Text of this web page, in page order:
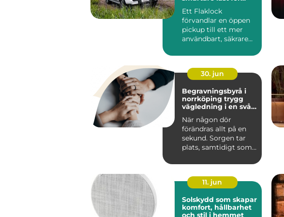
Ett Flaklock
förvandlar en öppen
pickup till ett mer
användbart, säkrare
lastutrymme. Gen...
30. jun
Begravningsbyrå i
norrköping trygg
vägledning i en svår
När någon dör
förändras allt på en
sekund. Sorgen tar
plats, samtidigt som
kräver s...
11. jun
Solskydd som skapar
komfort, hållbarhet
och stil i hemmet